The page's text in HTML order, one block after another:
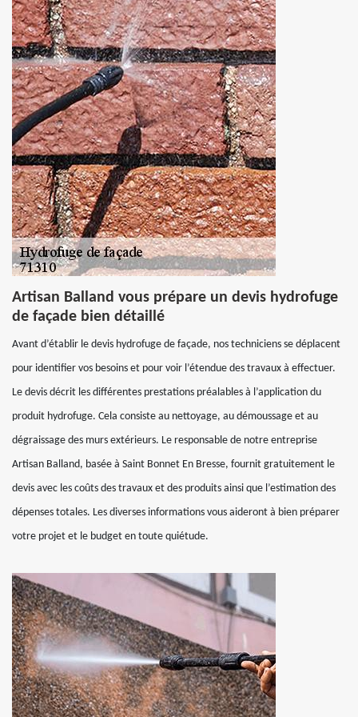
Artisan Balland vous prépare un devis hydrofuge
de façade bien détaillé
Avant d’établir le devis hydrofuge de façade, nos techniciens se déplacent
pour identifier vos besoins et pour voir l’étendue des travaux à effectuer.
Le devis décrit les différentes prestations préalables à l’application du
produit hydrofuge. Cela consiste au nettoyage, au démoussage et au
dégraissage des murs extérieurs. Le responsable de notre entreprise
Artisan Balland, basée à Saint Bonnet En Bresse, fournit gratuitement le
devis avec les coûts des travaux et des produits ainsi que l’estimation des
dépenses totales. Les diverses informations vous aideront à bien préparer
votre projet et le budget en toute quiétude.